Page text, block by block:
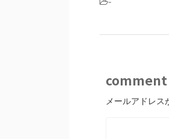
comment
メールアドレス